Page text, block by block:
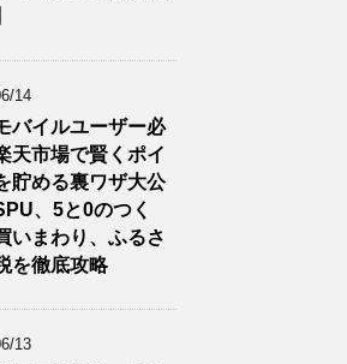
14
バイルユーザー必
天市場で賢くポイ
貯める裏ワザ大公
、5と0のつく
いまわり、ふるさ
を徹底攻略
13